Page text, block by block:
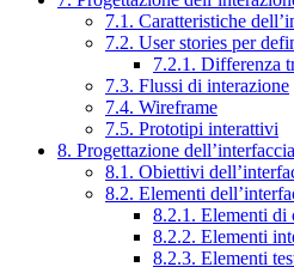
7.1. Caratteristiche
7.2. User stories per
7.2.1. Differenza
7.3. Flussi di interazione
7.4. Wireframe
7.5. Prototipi interattivi
8. Progettazione dell’interfaccia
8.1. Obiettivi
8.2. Elementi
8.2.1. Elementi di
8.2.2. Elementi
8.2.3. Elementi